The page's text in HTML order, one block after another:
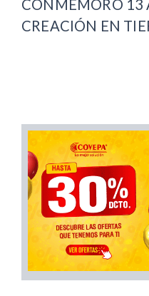
CONMEMORÓ 13
CREACIÓN EN